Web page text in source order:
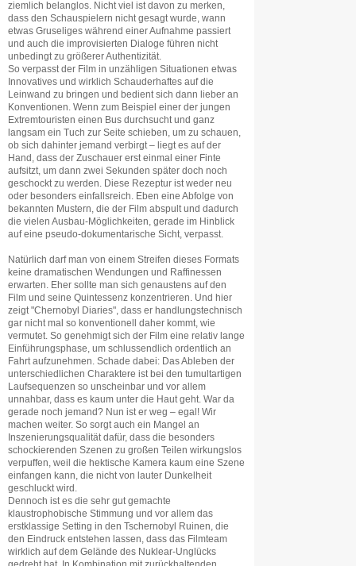
ziemlich belanglos. Nicht viel ist davon zu merken,
dass den Schauspielern nicht gesagt wurde, wann
etwas Gruseliges während einer Aufnahme passiert
und auch die improvisierten Dialoge führen nicht
unbedingt zu größerer Authentizität.
So verpasst der Film in unzähligen Situationen etwas
Innovatives und wirklich Schauderhaftes auf die
Leinwand zu bringen und bedient sich dann lieber an
Konventionen. Wenn zum Beispiel einer der jungen
Extremtouristen einen Bus durchsucht und ganz
langsam ein Tuch zur Seite schieben, um zu schauen,
ob sich dahinter jemand verbirgt – liegt es auf der
Hand, dass der Zuschauer erst einmal einer Finte
aufsitzt, um dann zwei Sekunden später doch noch
geschockt zu werden. Diese Rezeptur ist weder neu
oder besonders einfallsreich. Eben eine Abfolge von
bekannten Mustern, die der Film abspult und dadurch
die vielen Ausbau-Möglichkeiten, gerade im Hinblick
auf eine pseudo-dokumentarische Sicht, verpasst.
Natürlich darf man von einem Streifen dieses Formats
keine dramatischen Wendungen und Raffinessen
erwarten. Eher sollte man sich genaustens auf den
Film und seine Quintessenz konzentrieren. Und hier
zeigt "Chernobyl Diaries", dass er handlungstechnisch
gar nicht mal so konventionell daher kommt, wie
vermutet. So genehmigt sich der Film eine relativ lange
Einführungsphase, um schlussendlich ordentlich an
Fahrt aufzunehmen. Schade dabei: Das Ableben der
unterschiedlichen Charaktere ist bei den tumultartigen
Laufsequenzen so unscheinbar und vor allem
unnahbar, dass es kaum unter die Haut geht. War da
gerade noch jemand? Nun ist er weg – egal! Wir
machen weiter. So sorgt auch ein Mangel an
Inszenierungsqualität dafür, dass die besonders
schockierenden Szenen zu großen Teilen wirkungslos
verpuffen, weil die hektische Kamera kaum eine Szene
einfangen kann, die nicht von lauter Dunkelheit
geschluckt wird.
Dennoch ist es die sehr gut gemachte
klaustrophobische Stimmung und vor allem das
erstklassige Setting in den Tschernobyl Ruinen, die
den Eindruck entstehen lassen, dass das Filmteam
wirklich auf dem Gelände des Nuklear-Unglücks